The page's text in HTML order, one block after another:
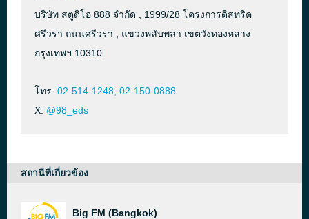
บริษัท สตูดิโอ 888 จำกัด , 1999/28 โครงการดิสทริค
ศรีวรา ถนนศรีวรา , แขวงพลับพลา เขตวังทองหลาง
กรุงเทพฯ 10310
โทร: 02-514-1248, 02-150-0888
X: @98_eds
สถานีที่เกี่ยวข้อง
Big FM (Bangkok)